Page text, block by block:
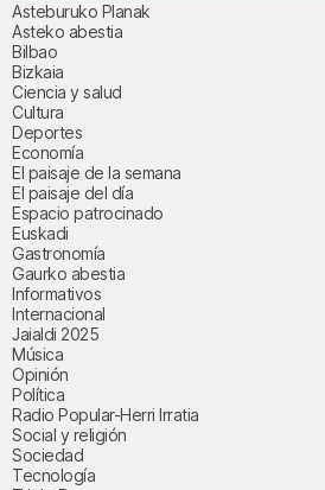
Asteburuko Planak
Asteko abestia
Bilbao
Bizkaia
Ciencia y salud
Cultura
Deportes
Economía
El paisaje de la semana
El paisaje del día
Espacio patrocinado
Euskadi
Gastronomía
Gaurko abestia
Informativos
Internacional
Jaialdi 2025
Música
Opinión
Política
Radio Popular-Herri Irratia
Social y religión
Sociedad
Tecnología